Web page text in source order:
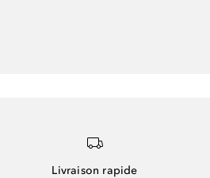
Livraison rapide